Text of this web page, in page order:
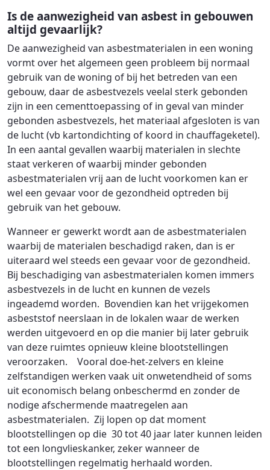
Is de aanwezigheid van asbest in gebouwen
altijd gevaarlijk?
De aanwezigheid van asbestmaterialen in een woning
vormt over het algemeen geen probleem bij normaal
gebruik van de woning of bij het betreden van een
gebouw, daar de asbestvezels veelal sterk gebonden
zijn in een cementtoepassing of in geval van minder
gebonden asbestvezels, het materiaal afgesloten is van
de lucht (vb kartondichting of koord in chauffageketel).
In een aantal gevallen waarbij materialen in slechte
staat verkeren of waarbij minder gebonden
asbestmaterialen vrij aan de lucht voorkomen kan er
wel een gevaar voor de gezondheid optreden bij
gebruik van het gebouw.
Wanneer er gewerkt wordt aan de asbestmaterialen
waarbij de materialen beschadigd raken, dan is er
uiteraard wel steeds een gevaar voor de gezondheid.
Bij beschadiging van asbestmaterialen komen immers
asbestvezels in de lucht en kunnen de vezels
ingeademd worden. Bovendien kan het vrijgekomen
asbeststof neerslaan in de lokalen waar de werken
werden uitgevoerd en op die manier bij later gebruik
van deze ruimtes opnieuw kleine blootstellingen
veroorzaken. Vooral doe-het-zelvers en kleine
zelfstandigen werken vaak uit onwetendheid of soms
uit economisch belang onbeschermd en zonder de
nodige afschermende maatregelen aan
asbestmaterialen. Zij lopen op dat moment
blootstellingen op die 30 tot 40 jaar later kunnen leiden
tot een longvlieskanker, zeker wanneer de
blootstellingen regelmatig herhaald worden.